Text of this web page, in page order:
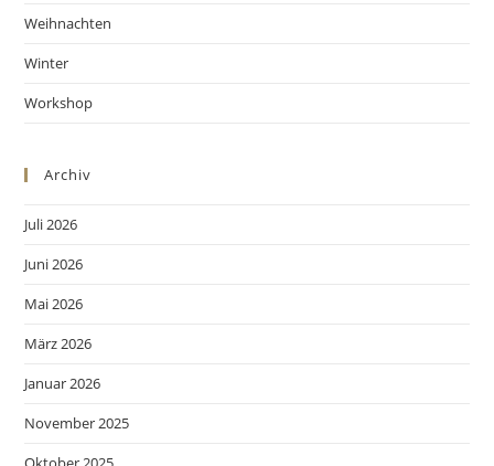
Weihnachten
Winter
Workshop
Archiv
Juli 2026
Juni 2026
Mai 2026
März 2026
Januar 2026
November 2025